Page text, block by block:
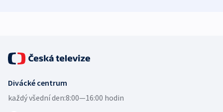
Divácké centrum
každý všední den:8:00—16:00 hodin